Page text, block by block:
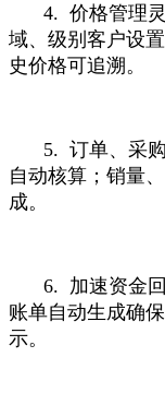
4. 价格管理
域、级别客户设
史价格可追溯。
5. 订单、采
自动核算；销量
成。
6. 加速资金
账单自动生成确
示。